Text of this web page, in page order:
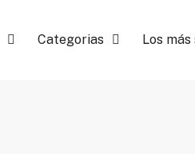
Categorias Los